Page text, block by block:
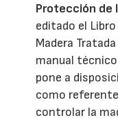
Protección de
editado el
Madera
manual
pone a
como
controlar la